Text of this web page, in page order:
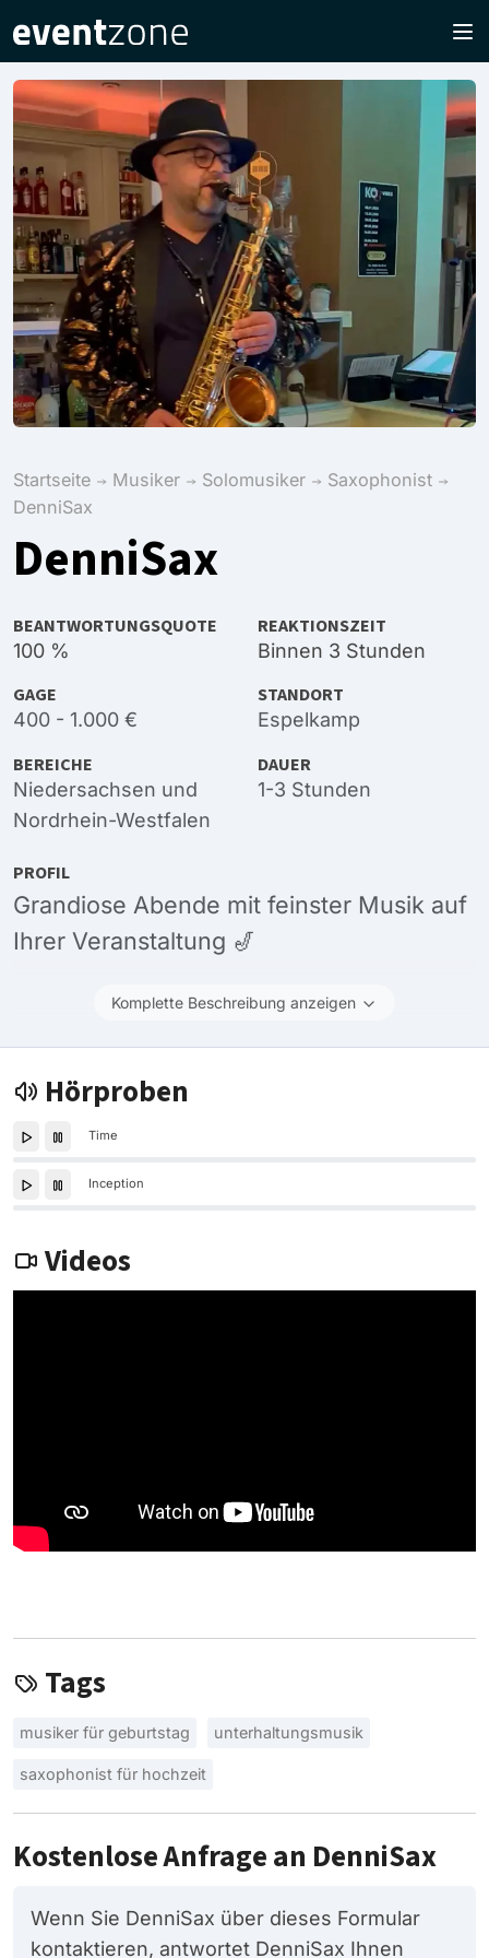
Startseite Musiker Solomusiker
Saxophonist
DenniSax
DenniSax
BEANTWORTUNGSQUOTE
100 %
REAKTIONSZEIT
Binnen 3 Stunden
GAGE
400 - 1.000 €
STANDORT
Espelkamp
BEREICHE
Niedersachsen und
Nordrhein-Westfalen
DAUER
1-3 Stunden
PROFIL
Grandiose Abende mit feinster Musik auf
Ihrer Veranstaltung 🎷
Komplette Beschreibung anzeigen
Hörproben
Time
Inception
Videos
Tags
musiker für geburtstag unterhaltungsmusik
saxophonist für hochzeit
Kostenlose Anfrage an DenniSax
Wenn Sie DenniSax über dieses Formular
kontaktieren, antwortet DenniSax Ihnen